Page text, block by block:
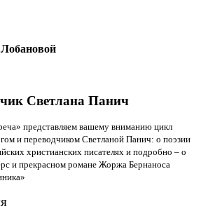
Светлана Панич
представляем вашему вниманию цикл
и переводчиком Светланой Панич: о поэзии
христианских писателях и подробно – о
и прекрасном романе Жоржа Бернаноса